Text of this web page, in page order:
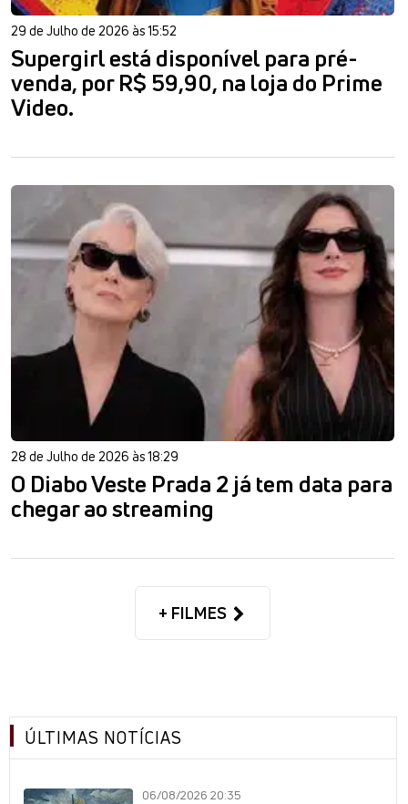
29 de Julho de 2026 às 15:52
Supergirl está disponível para pré-
venda, por R$ 59,90, na loja do Prime
Video.
28 de Julho de 2026 às 18:29
O Diabo Veste Prada 2 já tem data para
chegar ao streaming
+ FILMES
ÚLTIMAS NOTÍCIAS
06/08/2026 20:35